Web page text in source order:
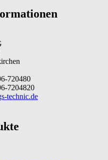
720480
7204820
technic.de